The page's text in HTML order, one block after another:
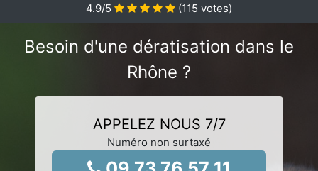
4.9/5 (115 votes)
Besoin d'une dératisation dans le
Rhône ?
APPELEZ NOUS 7/7
Numéro non surtaxé